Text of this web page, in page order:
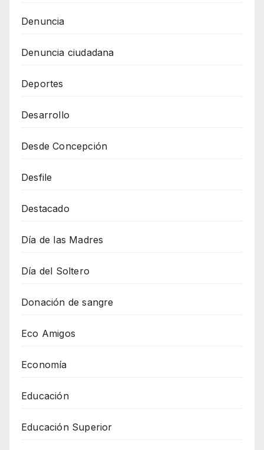
Denuncia
Denuncia ciudadana
Deportes
Desarrollo
Desde Concepción
Desfile
Destacado
Día de las Madres
Día del Soltero
Donación de sangre
Eco Amigos
Economía
Educación
Educación Superior